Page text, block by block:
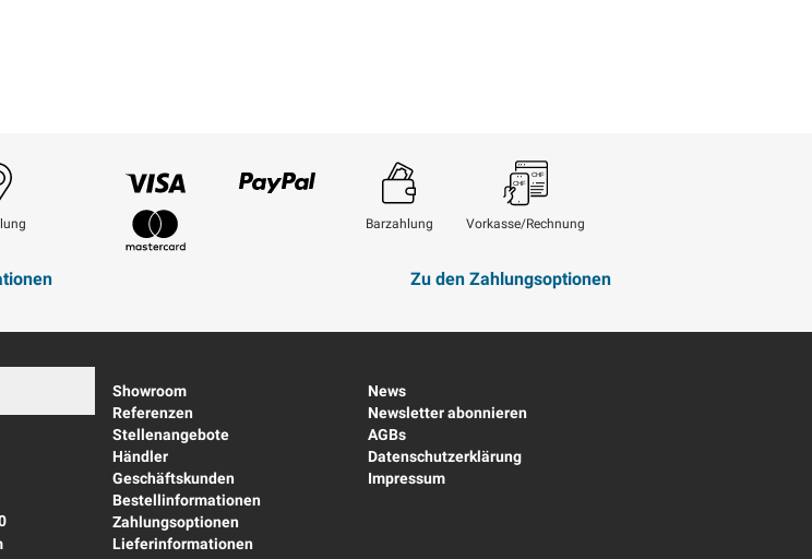
Visum
Barzahlung Vorkasse/Rechnung
Zu den Zahlungsoptionen
Showroom
Referenzen
Stellenangebote
Händler
Geschäftskunden
Bestellinformationen
Zahlungsoptionen
Lieferinformationen
News
Newsletter abonnieren
AGBs
Datenschutzerklärung
Impressum